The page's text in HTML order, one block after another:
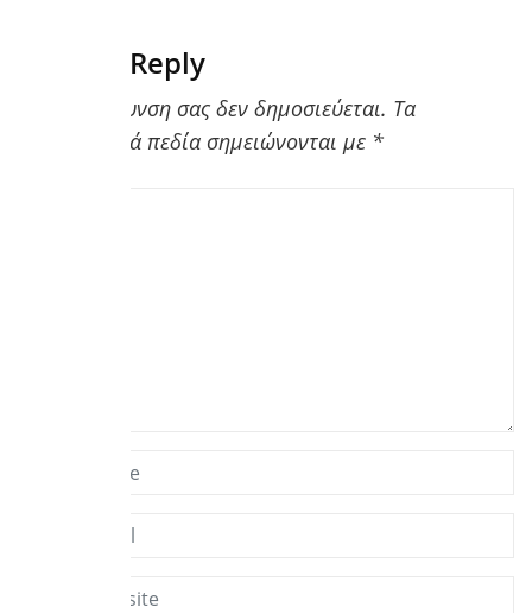
Leave a Reply
Η ηλ. διεύθυνση σας δεν δημοσιεύεται. Τα
υποχρεωτικά πεδία σημειώνονται με *